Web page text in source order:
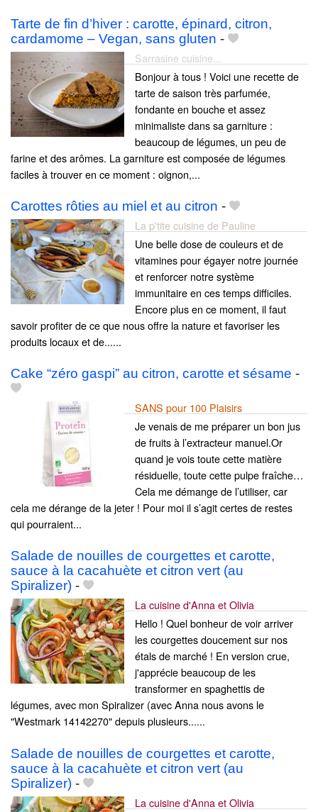
Tarte de fin d’hiver : carotte, épinard, citron,
cardamome – Vegan, sans gluten -
Sarrasine cuisine...
Bonjour à tous ! Voici une recette de
tarte de saison très parfumée,
fondante en bouche et assez
minimaliste dans sa garniture :
beaucoup de légumes, un peu de
farine et des arômes. La garniture est composée de légumes
faciles à trouver en ce moment : oignon,...
Carottes rôties au miel et au citron -
La p'tite cuisine de Pauline
Une belle dose de couleurs et de
vitamines pour égayer notre journée
et renforcer notre système
immunitaire en ces temps difficiles.
Encore plus en ce moment, il faut
savoir profiter de ce que nous offre la nature et favoriser les
produits locaux et de......
Cake “zéro gaspi” au citron, carotte et sésame -
SANS pour 100 Plaisirs
Je venais de me préparer un bon jus
de fruits à l’extracteur manuel.Or
quand je vois toute cette matière
résiduelle, toute cette pulpe fraîche…
Cela me démange de l’utiliser, car
cela me dérange de la jeter ! Pour moi il s’agit certes de restes
qui pourraient...
Salade de nouilles de courgettes et carotte,
sauce à la cacahuète et citron vert (au
Spiralizer) -
La cuisine d'Anna et Olivia
Hello ! Quel bonheur de voir arriver
les courgettes doucement sur nos
étals de marché ! En version crue,
j'apprécie beaucoup de les
transformer en spaghettis de
légumes, avec mon Spiralizer (avec Anna nous avons le
"Westmark 14142270" depuis plusieurs......
Salade de nouilles de courgettes et carotte,
sauce à la cacahuète et citron vert (au
Spiralizer) -
La cuisine d'Anna et Olivia